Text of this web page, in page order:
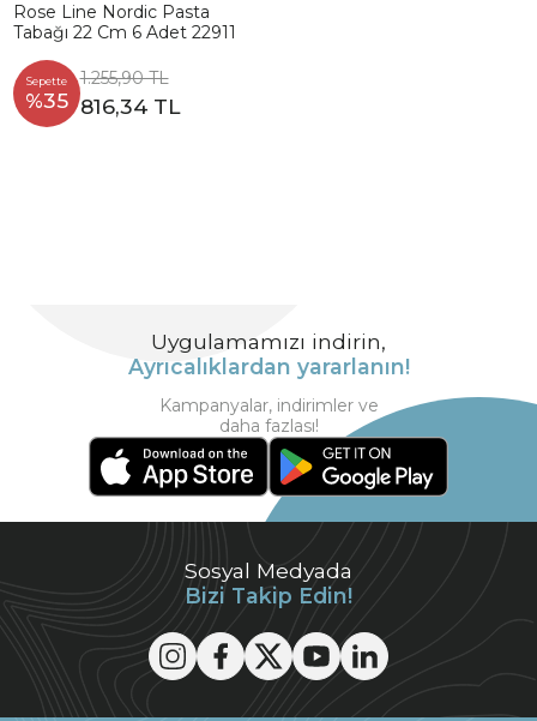
Rose Line Nordic Pasta
Tabağı 22 Cm 6 Adet 22911
Sepette
%35
1.255,90 TL
816,34 TL
Sosyal Medyada
Bizi Takip Edin!
Uygulamamızı indirin,
Ayrıcalıklardan yararlanın!
Kampanyalar, indirimler ve
daha fazlası!